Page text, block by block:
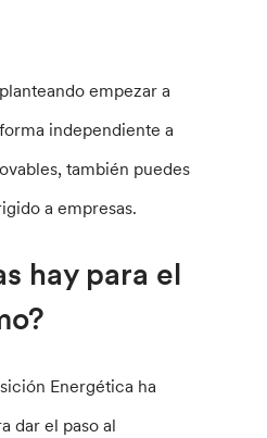
empezar a
independiente a
también puedes
a empresas.
hay para el
Energética ha
dar el paso al